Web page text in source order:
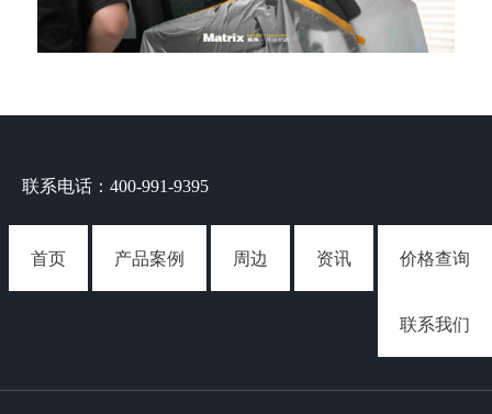
联系电话：400-991-9395
首页 产品案例 周边 资讯 价格查询
联系我们